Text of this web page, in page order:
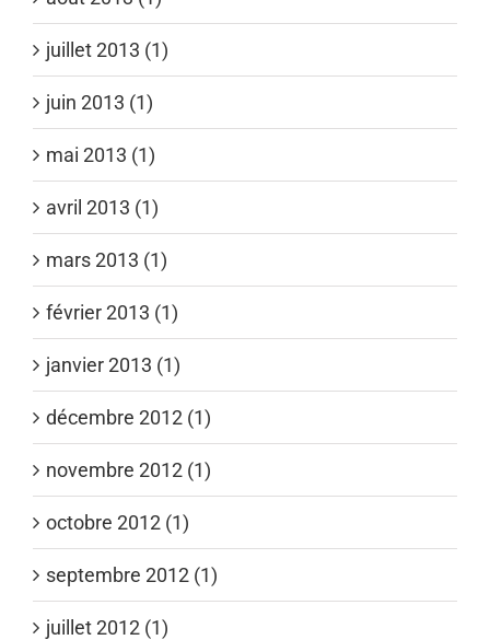
juillet 2013 (1)
juin 2013 (1)
mai 2013 (1)
avril 2013 (1)
mars 2013 (1)
février 2013 (1)
janvier 2013 (1)
décembre 2012 (1)
novembre 2012 (1)
octobre 2012 (1)
septembre 2012 (1)
juillet 2012 (1)